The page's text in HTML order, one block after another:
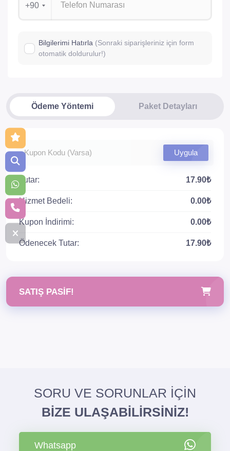
+90
Bilgilerimi Hatırla (Sonraki siparişleriniz için form
otomatik doldurulur!)
Ödeme Yöntemi Paket Detayları
Uygula
Tutar: 17.90₺
Hizmet Bedeli: 0.00₺
Kupon İndirimi: 0.00₺
Ödenecek Tutar: 17.90₺
SATIŞ PASIF!
SORU VE SORUNLAR İÇİN
BİZE ULAŞABİLİRSİNİZ!
Whatsapp